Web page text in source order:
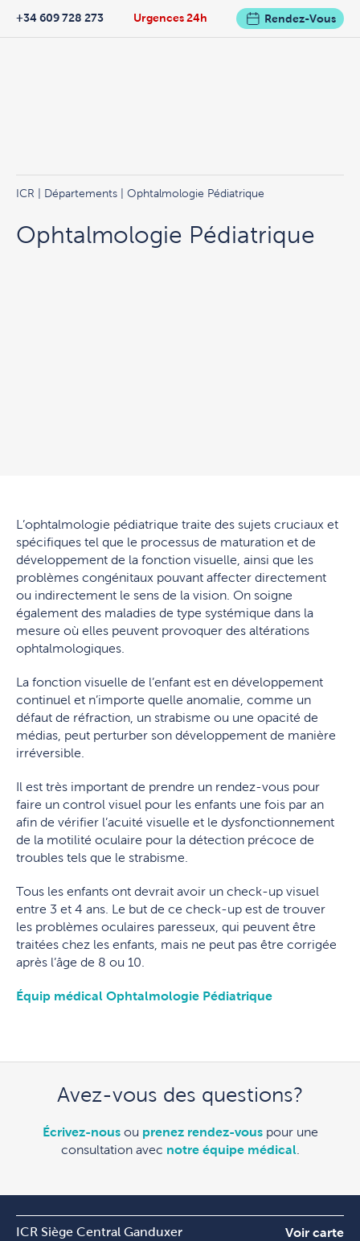
Urgences 24h
+34 609 728 273 Rendez-Vous
ICR Départements | Ophtalmologie Pédiatrique
Ophtalmologie Pédiatrique
L’ophtalmologie pédiatrique traite des sujets cruciaux et
spécifiques tel que le processus de maturation et de
développement de la fonction visuelle, ainsi que les
problèmes congénitaux pouvant affecter directement
ou indirectement le sens de la vision. On soigne
également des maladies de type systémique dans la
mesure où elles peuvent provoquer des altérations
ophtalmologiques.
La fonction visuelle de l’enfant est en développement
continuel et n’importe quelle anomalie, comme un
défaut de réfraction, un strabisme ou une opacité de
médias, peut perturber son développement de manière
irréversible.
Il est très important de prendre un rendez-vous pour
faire un control visuel pour les enfants une fois par an
afin de vérifier l’acuité visuelle et le dysfonctionnement
de la motilité oculaire pour la détection précoce de
troubles tels que le strabisme.
Tous les enfants ont devrait avoir un check-up visuel
entre 3 et 4 ans. Le but de ce check-up est de trouver
les problèmes oculaires paresseux, qui peuvent être
traitées chez les enfants, mais ne peut pas être corrigée
après l’âge de 8 ou 10.
Équip médical Ophtalmologie Pédiatrique
Avez-vous des questions?
Écrivez-nousou prenez rendez-vouspour une
consultation avec notre équipe médical.
ICR Siège Central Ganduxer Voir carte